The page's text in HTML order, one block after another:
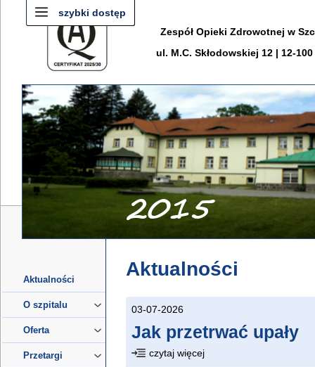
szybki dostęp
Zespół Opieki Zdrowotnej w
ul. M.C. Skłodowskiej 12 | 12-
Aktualności
O szpitalu
Oferta
Przetargi
Aktualności
03-07-2026
Jak przetrwać upały
czytaj więcej